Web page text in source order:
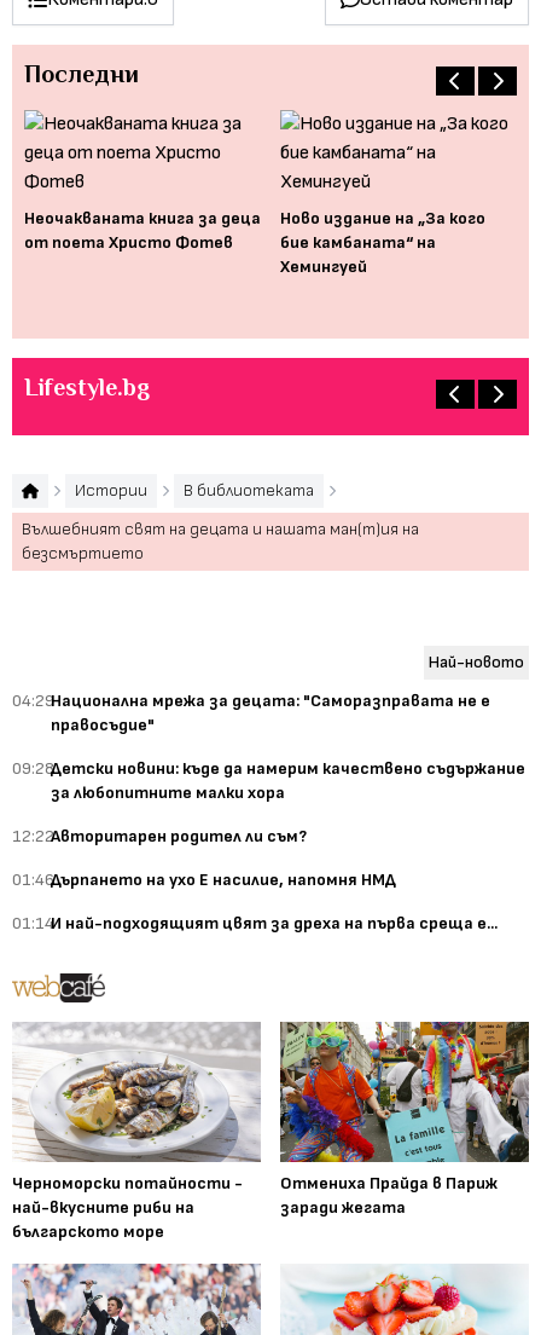
Последни
Неочакваната книга за деца
от поета Христо Фотев
Ново издание на „За кого
бие камбаната“ на
Хемингуей
Lifestyle.bg
Истории
В библиотеката
Вълшебният свят на децата и нашата ман(т)ия на
безсмъртието
Най-новото
04:29Национална мрежа за децата: "Саморазправата не е
правосъдие"
09:28Детски новини: къде да намерим качествено съдържание
за любопитните малки хора
12:22Авторитарен родител ли съм?
01:46Дърпането на ухо Е насилие, напомня НМД
01:14И най-подходящият цвят за дреха на първа среща е...
Черноморски потайности -
най-вкусните риби на
българското море
Отмениха Прайда в Париж
заради жегата